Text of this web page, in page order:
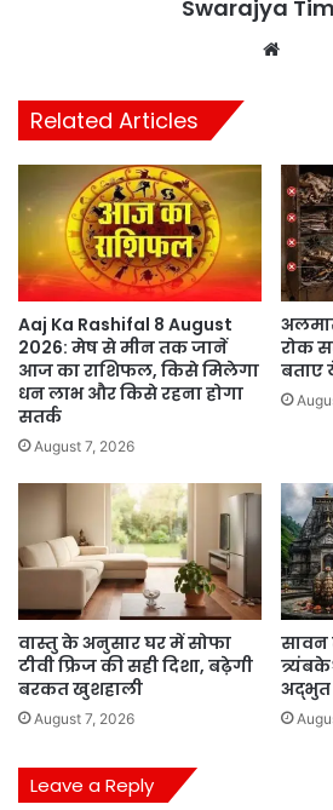
Swarajya
Related Articles
Aaj Ka Rashifal 8 August
2026: मेष से मीन तक जानें
आज का राशिफल, किसे मिलेगा
धन लाभ और किसे रहना होगा
सतर्क
August 7, 2026
रोक
बताए
वास्तु के अनुसार घर में सोफा
टीवी फ्रिज की सही दिशा, बढ़ेगी
बरकत खुशहाली
August 7, 2026
सावन
अद्भुत
Leave a Reply